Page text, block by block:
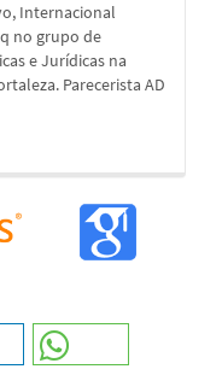
Internacional
no grupo de
e Jurídicas na
Parecerista AD